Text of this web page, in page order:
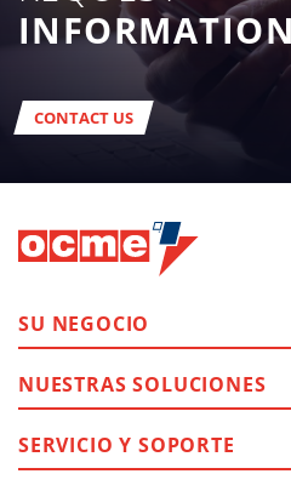
INFORMATION
CONTACT US
SU NEGOCIO
NUESTRAS SOLUCIONES
SERVICIO Y SOPORTE